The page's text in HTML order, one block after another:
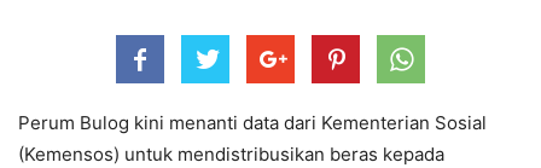
Perum Bulog kini menanti data dari Kementerian Sosial
(Kemensos) untuk mendistribusikan beras kepada